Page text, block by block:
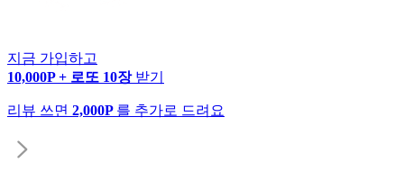
지금 가입하고
10,000P + 로또 10장 받기
리뷰 쓰면 2,000P 를 추가로 드려요